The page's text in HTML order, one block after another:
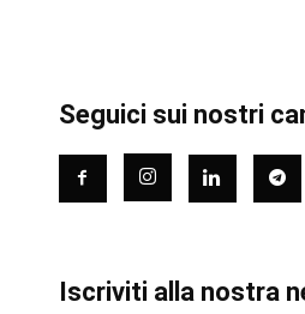
Seguici sui nostri
Iscriviti alla nostra